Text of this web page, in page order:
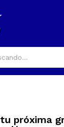
próxima